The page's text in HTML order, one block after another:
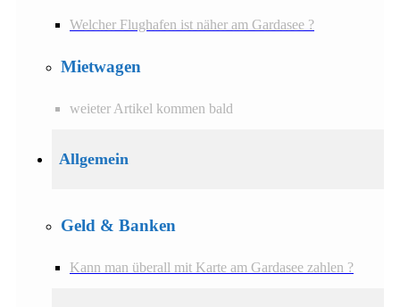
Welcher Flughafen ist näher am Gardasee ?
Mietwagen
weieter Artikel kommen bald
Allgemein
Geld & Banken
Kann man überall mit Karte am Gardasee zahlen ?